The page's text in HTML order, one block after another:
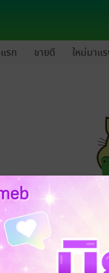
รก ขายดี ใหม่มาแ
กรุณาเข้าสู่ร